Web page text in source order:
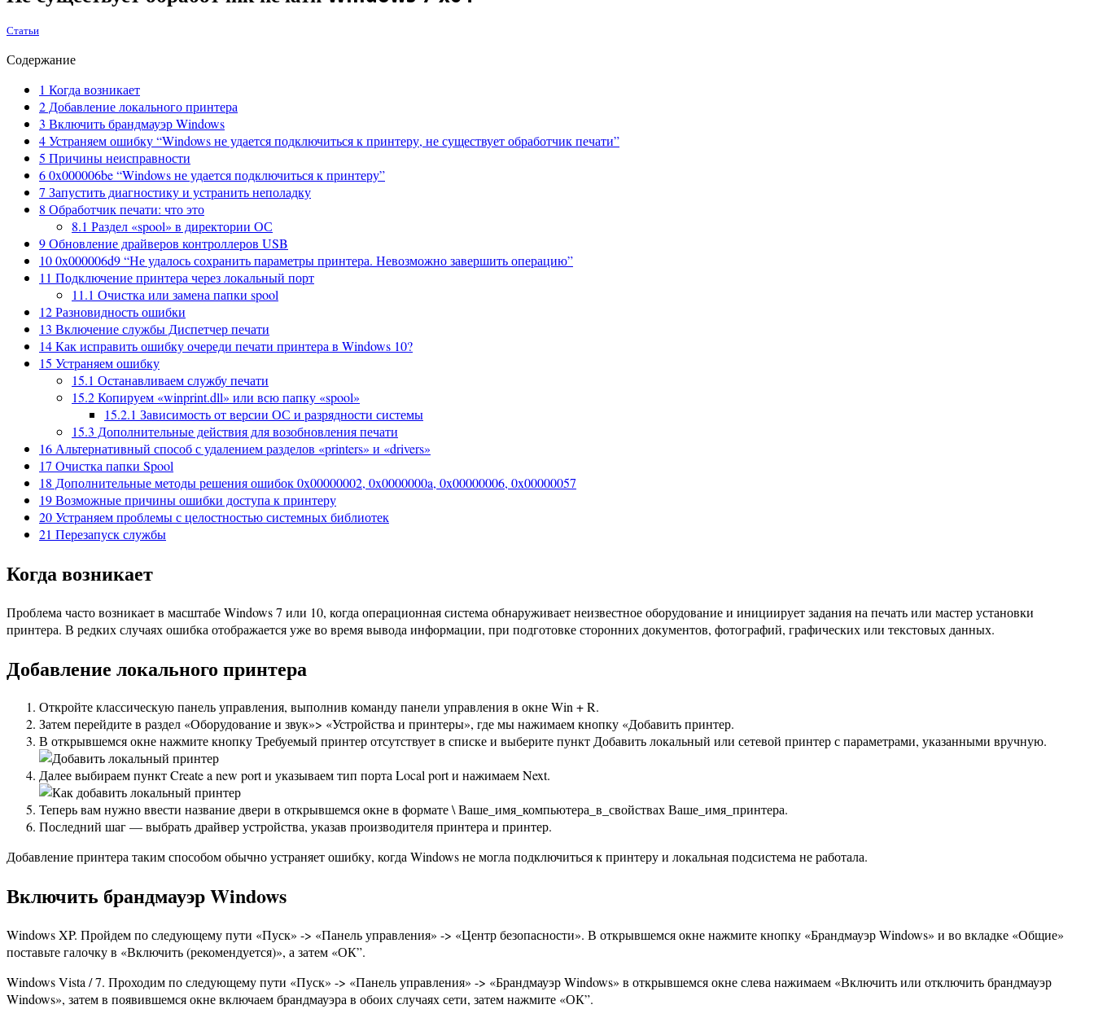
Статьи
Содержание
1 Когда возникает
2 Добавление локального принтера
3 Включить брандмауэр Windows
4Устраняем ошибку “Windows не удается подключиться к принтеру, не существует обработчик печати”
5 Причины неисправности
60x000006be “Windows не удается подключиться к принтеру”
7 Запустить диагностику и устранить неполадку
8 Обработчик печати: что это
8.1 Раздел «spool» в директории ОС
9Обновление драйверов контроллеров USB
100x000006d9 “Не удалось сохранить параметры принтера. Невозможно завершить операцию”
11 Подключение принтера через локальный порт
11.1 Очистка или замена папки spool
12Разновидность ошибки
13 Включение службы Диспетчер печати
14Как исправить ошибку очереди печати принтера в Windows 10?
15 Устраняем ошибку
15.1 Останавливаем службу печати
15.2Копируем «winprint.dll» или всю папку «spool»
15.2.1 Зависимость от версии ОС и разрядности системы
15.3 Дополнительные действия для возобновления печати
16 Альтернативный способ с удалением разделов «printers» и «drivers»
17 Очистка папки Spool
18 Дополнительные методы решения ошибок 0x00000002, 0x0000000a, 0x00000006, 0x00000057
19Возможные причины ошибки доступа к принтеру
20Устраняем проблемы с целостностью системных библиотек
21 Перезапуск службы
Когда возникает
Проблема часто возникает в масштабе Windows 7 или 10, когда операционная система обнаруживает неизвестное оборудование и инициирует задания на печать или мастер установки
принтера. В редких случаях ошибка отображается уже во время вывода информации, при подготовке сторонних документов, фотографий, графических или текстовых данных.
Добавление локального принтера
Откройте классическую панель управления, выполнив команду панели управления в окне Win + R.
Затем перейдите в раздел «Оборудование и звук»> «Устройства и принтеры», где мы нажимаем кнопку «Добавить принтер.
В открывшемся окне нажмите кнопку Требуемый принтер отсутствует в списке и выберите пункт Добавить локальный или сетевой принтер с параметрами, указанными вручную.
Далее выбираем пункт Create a new port и указываем тип порта Local port и нажимаем Next.
Теперь вам нужно ввести название двери в открывшемся окне в формате \ Ваше_имя_компьютера_в_свойствах Ваше_имя_принтера.
Последний шаг — выбрать драйвер устройства, указав производителя принтера и принтер.
Добавление принтера таким способом обычно устраняет ошибку, когда Windows не могла подключиться к принтеру и локальная подсистема не работала.
Включить брандмауэр Windows
Windows XP. Пройдем по следующему пути «Пуск» -> «Панель управления» -> «Центр безопасности». В открывшемся окне нажмите кнопку «Брандмауэр Windows» и во вкладке «Общие»
поставьте галочку в «Включить (рекомендуется)», а затем «ОК”.
Windows Vista / 7. Проходим по следующему пути «Пуск» -> «Панель управления» -> «Брандмауэр Windows» в открывшемся окне слева нажимаем «Включить или отключить брандмауэр
Windows», затем в появившемся окне включаем брандмауэра в обоих случаях сети, затем нажмите «ОК”.